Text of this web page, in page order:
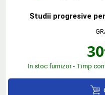
Studii progresive
30
In stoc furnizor - Timp